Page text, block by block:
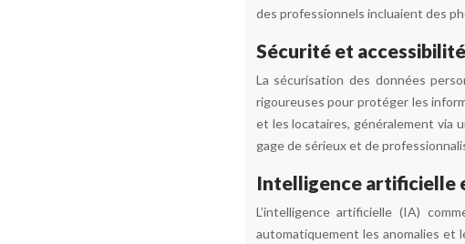
des professionnels incluaient des
Sécurité et
La sécurisation des données
rigoureuses pour protéger les
et les locataires, généralement via
gage de sérieux et de
Intelligence artificielle
L’intelligence artificielle (IA)
automatiquement les anomalies et